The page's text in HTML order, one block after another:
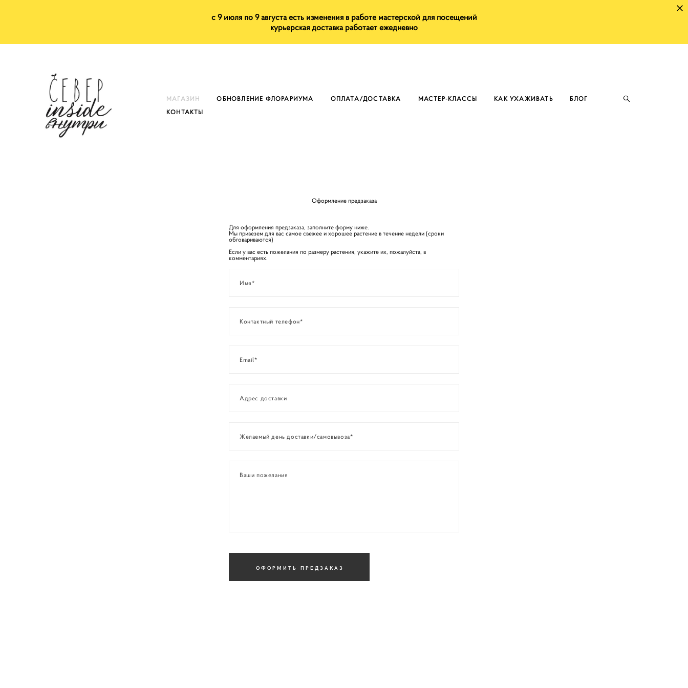
с 9 июля по 9 августа есть изменения в работе мастерской для посещений
курьерская доставка работает ежедневно
МАГАЗИН ОБНОВЛЕНИЕ ФЛОРАРИУМА ОПЛАТА/ДОСТАВКА МАСТЕР-КЛАССЫ КАК УХАЖИВАТЬ
БЛОГ
КОНТАКТЫ
Оформление предзаказа
Для оформления предзаказа, заполните форму ниже.
Мы привезем для вас самое свежее и хорошее растение в течение недели (сроки
обговариваются)
Если у вас есть пожелания по размеру растения, укажите их, пожалуйста, в
комментариях.
Имя*
Контактный телефон*
Email*
Адрес доставки
Желаемый день доставки/самовывоза*
Ваши пожелания
ОФОРМИТЬ ПРЕДЗАКАЗ